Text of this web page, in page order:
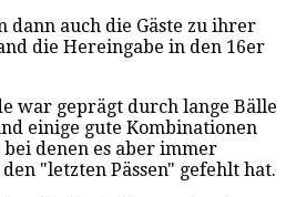
dann auch die Gäste zu ihrer
die Hereingabe in den 16er
war geprägt durch lange Bälle
einige gute Kombinationen
denen es aber immer
"letzten Pässen" gefehlt hat.